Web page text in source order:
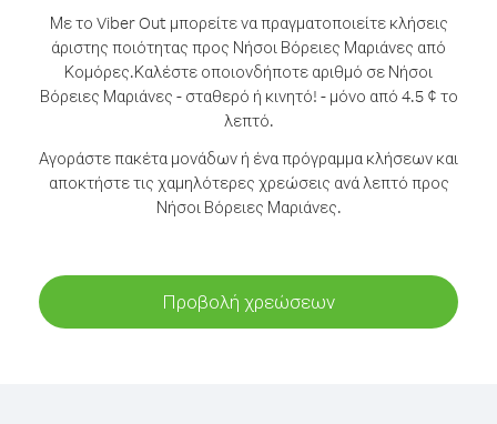
Με το Viber Out μπορείτε να πραγματοποιείτε κλήσεις
άριστης ποιότητας προς Νήσοι Βόρειες Μαριάνες από
Κομόρες.Καλέστε οποιονδήποτε αριθμό σε Νήσοι
Βόρειες Μαριάνες - σταθερό ή κινητό! - μόνο από 4.5 ¢ το
λεπτό.
Αγοράστε πακέτα μονάδων ή ένα πρόγραμμα κλήσεων και
αποκτήστε τις χαμηλότερες χρεώσεις ανά λεπτό προς
Νήσοι Βόρειες Μαριάνες.
Προβολή χρεώσεων